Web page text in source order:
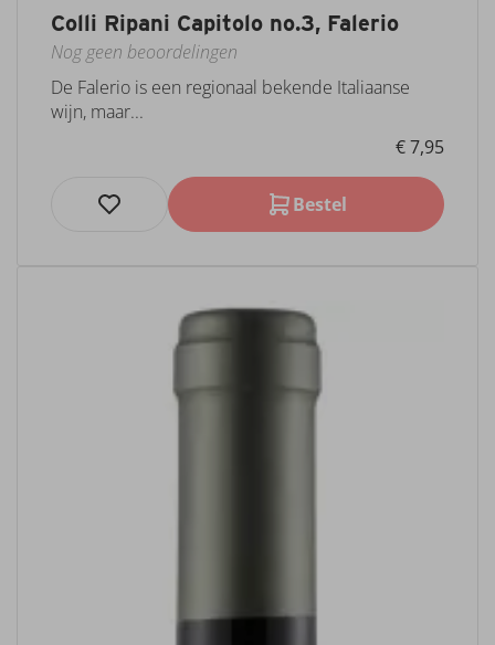
Colli Ripani Capitolo no.3, Falerio
Nog geen beoordelingen
De Falerio is een regionaal bekende Italiaanse
wijn, maar...
€ 7,95
Bestel